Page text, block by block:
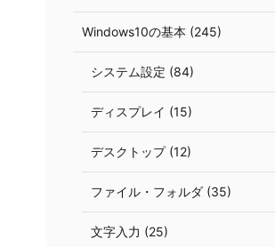
Windows10の基本 (245)
システム設定 (84)
ディスプレイ (15)
デスクトップ (12)
ファイル・フォルダ (35)
文字入力 (25)